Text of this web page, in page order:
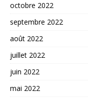
octobre 2022
septembre 2022
août 2022
juillet 2022
juin 2022
mai 2022